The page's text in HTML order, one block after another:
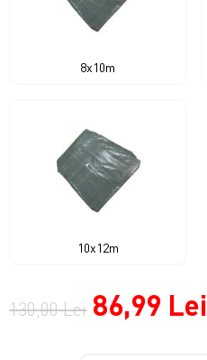
8x10m
10x12m
130,00 Lei 86,99 Lei